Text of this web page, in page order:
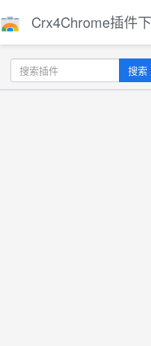
Crx4Chrome插件
搜索